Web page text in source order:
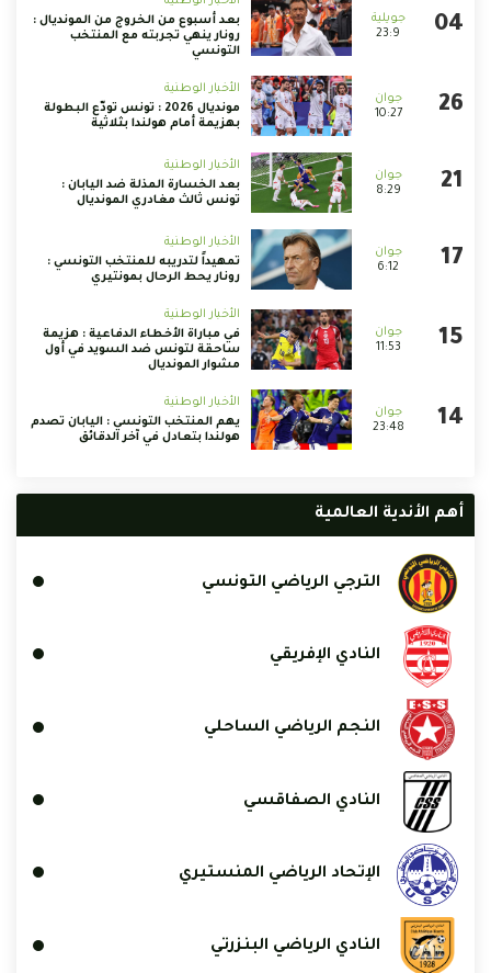
23:9
بعد أسبوع من الخروج من المونديال :
رونار ينهي تجربته مع المنتخب
التونسي
10:27
الأخبار الوطنية
مونديال 2026 : تونس تودّع البطولة
بهزيمة أمام هولندا بثلاثية
8:29
الأخبار الوطنية
بعد الخسارة المذلة ضد اليابان :
تونس ثالث مغادري المونديال
6:12
الأخبار الوطنية
تمهيداً لتدريبه للمنتخب التونسي :
رونار يحط الرحال بمونتيري
11:53
الأخبار الوطنية
في مباراة الأخطاء الدفاعية : هزيمة
ساحقة لتونس ضد السويد في أول
مشوار المونديال
23:48
الأخبار الوطنية
يهم المنتخب التونسي : اليابان تصدم
هولندا بتعادل في آخر الدقائق
أهم الأندية العالمية
الترجي الرياضي التونسي
النادي الإفريقي
النجم الرياضي الساحلي
النادي الصفاقسي
الإتحاد الرياضي المنستيري
النادي الرياضي البنزرتي